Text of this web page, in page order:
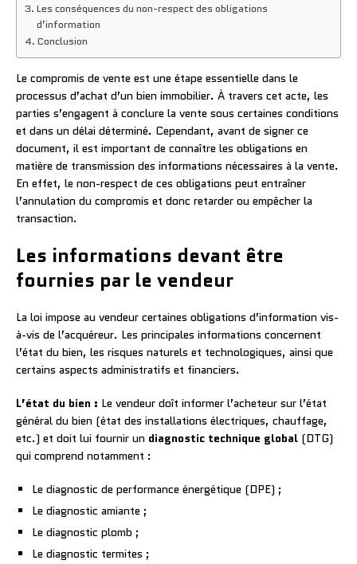
Les conséquences du non-respect des obligations
d’information
Conclusion
Le compromis de vente est une étape essentielle dans le
processus d’achat d’un bien immobilier. À travers cet acte, les
parties s’engagent à conclure la vente sous certaines conditions
et dans un délai déterminé. Cependant, avant de signer ce
document, il est important de connaître les obligations en
matière de transmission des informations nécessaires à la vente.
En effet, le non-respect de ces obligations peut entraîner
l’annulation du compromis et donc retarder ou empêcher la
transaction.
Les informations devant être
fournies par le vendeur
La loi impose au vendeur certaines obligations d’information vis-
à-vis de l’acquéreur. Les principales informations concernent
l’état du bien, les risques naturels et technologiques, ainsi que
certains aspects administratifs et financiers.
L’état du bien : Le vendeur doît informer l’acheteur sur l’état
général du bien (état des installations électriques, chauffage,
etc.) et doit lui fournir un diagnostic technique global (DTG)
qui comprend notamment :
Le diagnostic de performance énergétique (DPE) ;
Le diagnostic amiante ;
Le diagnostic plomb ;
Le diagnostic termites ;